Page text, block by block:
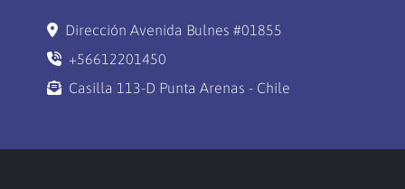
Dirección Avenida Bulnes #01855
+56612201450
Casilla 113-D Punta Arenas - Chile